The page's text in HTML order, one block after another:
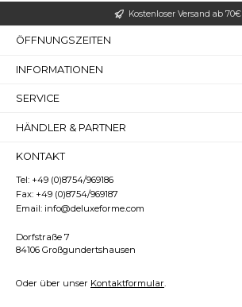
Kostenloser Versand ab 70€
ÖFFNUNGSZEITEN
INFORMATIONEN
SERVICE
HÄNDLER & PARTNER
KONTAKT
Tel: +49 (0)8754/969186
Fax: +49 (0)8754/969187
Email: info@deluxeforme.com
Dorfstraße 7
84106 Großgundertshausen
Oder über unser Kontaktformular